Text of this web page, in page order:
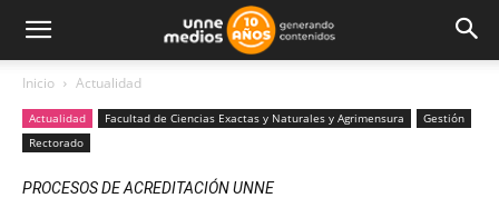
Inicio Actualidad
Actualidad Facultad de Ciencias Exactas y Naturales y Agrimensura
Gestión
Rectorado
PROCESOS DE ACREDITACIÓN UNNE